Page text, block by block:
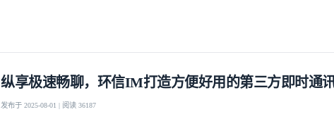
纵享极速畅聊，环信IM打造方便好用的第三方即时通
发布于 2025-08-01 | 阅读 36187